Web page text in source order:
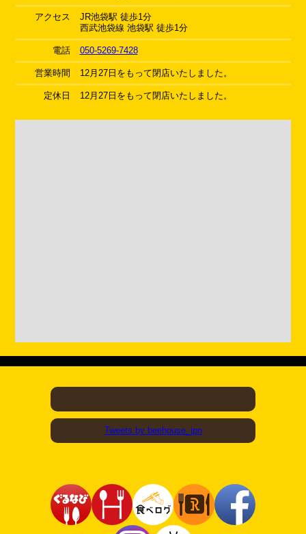
アクセス
JR池袋駅 徒歩1分
西武池袋線 池袋駅 徒歩1分
電話 050-5269-7428
営業時間 12月27日をもって閉店いたしました。
定休日 12月27日をもって閉店いたしました。
Tweets by beehouse_jpn